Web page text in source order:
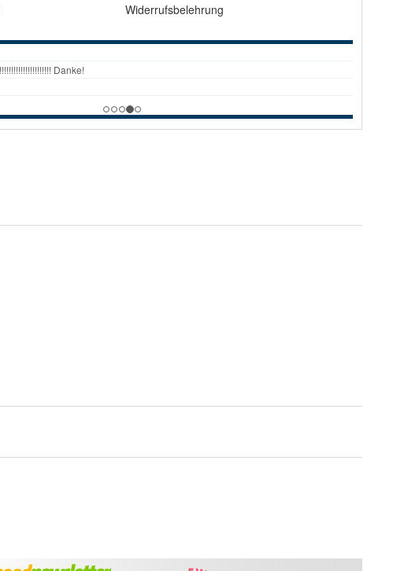
Widerrufsbelehrung